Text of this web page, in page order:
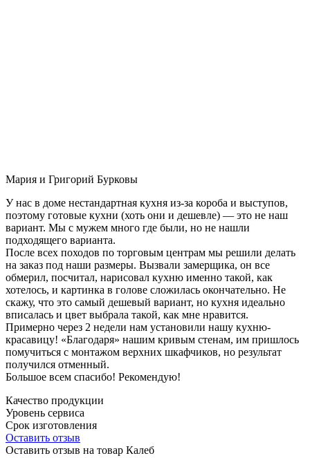
Мария и Григорий Бурковы
У нас в доме нестандартная кухня из-за короба и выступов,
поэтому готовые кухни (хоть они и дешевле) — это не наш
вариант. Мы с мужем много где были, но не нашли
подходящего варианта.
После всех походов по торговым центрам мы решили делать
на заказ под наши размеры. Вызвали замерщика, он все
обмерил, посчитал, нарисовал кухню именно такой, как
хотелось, и картинка в голове сложилась окончательно. Не
скажу, что это самый дешевый вариант, но кухня идеально
вписалась и цвет выбрала такой, как мне нравится.
Примерно через 2 недели нам установили нашу кухню-
красавицу! «Благодаря» нашим кривым стенам, им пришлось
помучиться с монтажом верхних шкафчиков, но результат
получился отменный.
Большое всем спасибо! Рекомендую!
Качество продукции
Уровень сервиса
Срок изготовления
Оставить отзыв
Оставить отзыв на товар Калеб